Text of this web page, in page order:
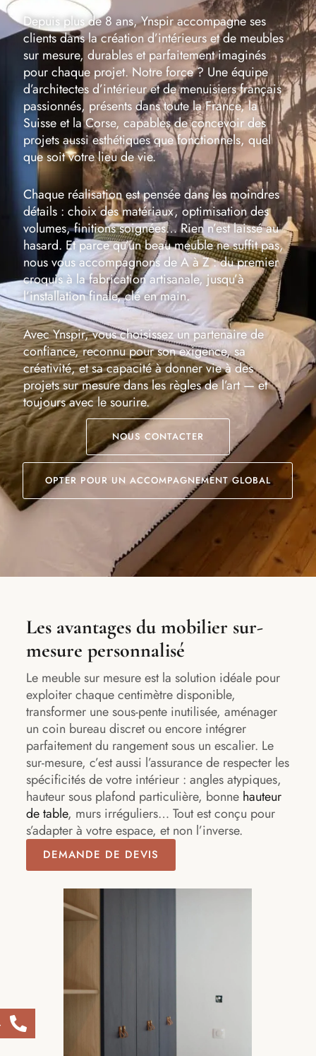
Depuis plus de 8 ans, Ynspir accompagne ses
clients dans la création d’intérieurs et de meubles
sur mesure, durables et parfaitement imaginés
pour chaque projet. Notre force ? Une équipe
d’architectes d’intérieur et de menuisiers français
passionnés, présents dans toute la France, la
Suisse et la Corse, capables de concevoir des
projets aussi esthétiques que fonctionnels, quel
que soit votre lieu de vie.
Chaque réalisation est pensée dans les moindres
détails : choix des matériaux, optimisation des
volumes, finitions soignées… Rien n’est laissé au
hasard. Et parce qu’un beau meuble ne suffit pas,
nous vous accompagnons de A à Z : du premier
croquis à la fabrication artisanale, jusqu’à
l’installation finale, clé en main.
Avec Ynspir, vous choisissez un partenaire de
confiance, reconnu pour son exigence, sa
créativité, et sa capacité à donner vie à des
projets sur mesure dans les règles de l’art — et
toujours avec le sourire.
NOUS CONTACTER
OPTER POUR UN ACCOMPAGNEMENT GLOBAL
Les avantages du mobilier sur-
mesure personnalisé
Le meuble sur mesure est la solution idéale pour
exploiter chaque centimètre disponible,
transformer une sous-pente inutilisée, aménager
un coin bureau discret ou encore intégrer
parfaitement du rangement sous un escalier. Le
sur-mesure, c’est aussi l’assurance de respecter les
spécificités de votre intérieur : angles atypiques,
hauteur sous plafond particulière, bonne hauteur
de table, murs irréguliers… Tout est conçu pour
s’adapter à votre espace, et non l’inverse.
DEMANDE DE DEVIS